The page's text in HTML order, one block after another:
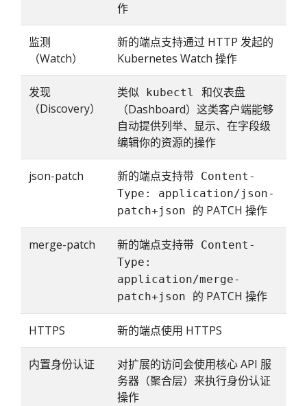
作
监测
（Watch）
新的端点支持通过 HTTP 发起的
Kubernetes Watch 操作
发现
（Discovery）
类似 kubectl
和仪表盘
（Dashboard）这类客户端能够
自动提供列举、显示、在字段级
编辑你的资源的操作
json-patch 新的端点支持带 Content-
Type: application/json-
patch+json
的 PATCH 操作
merge-patch 新的端点支持带 Content-
Type:
application/merge-
patch+json
的 PATCH 操作
HTTPS 新的端点使用 HTTPS
内置身份认证
对扩展的访问会使用核心 API 服
务器（聚合层）来执行身份认证
操作